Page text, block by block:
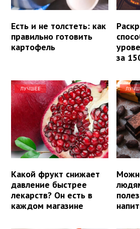
Есть и не толстеть: как
правильно готовить
картофель
за
ЛУЧШЕЕ
Какой фрукт снижает
давление быстрее
лекарств? Он есть в
каждом магазине